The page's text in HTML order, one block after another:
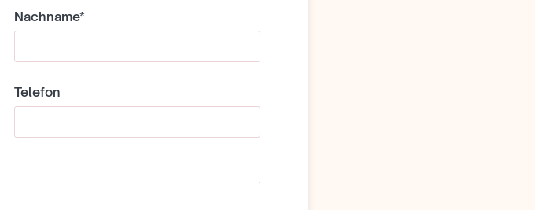
Nachname*
Telefon